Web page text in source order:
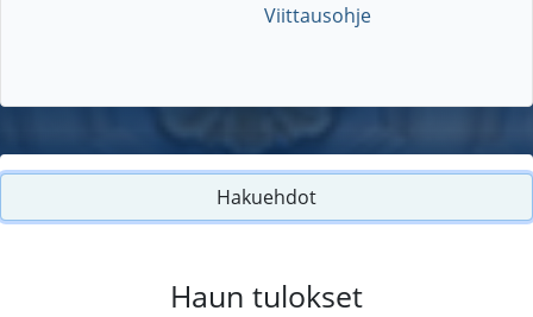
Viittausohje
Hakuehdot
Haun tulokset